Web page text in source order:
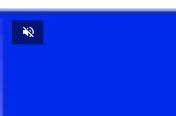
Unmute